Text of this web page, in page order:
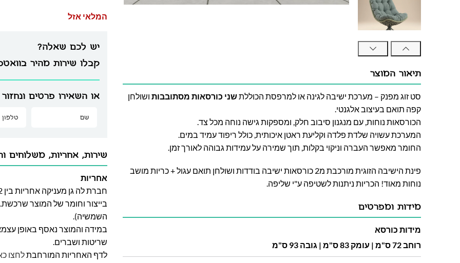
תיאור המוצר
סט זוג מפנק – מערכת ישיבה לגינה או למרפסת הכוללתשני כורסאות מסתובבות ושולחן
קפה תואם בעיצוב אלגנטי.
הכורסאות נוחות, עם מנגנון סיבוב חלק, ומספקות גישה נוחה מכל צד.
המערכת עשויה שלדת פלדה וקליעת ראטן איכותית, כולל ריפוד עמיד במים.
החומר מאפשר העברה וניקוי בקלות, תוך שמירה על עמידות גבוהה לאורך זמן.
פינת הישיבה הזוגית מורכבת מ2 כורסאות ישיבה בודדות ושולחן תואם עגול + כריות מושב
נוחות מאוד! הכריות ניתנות לשטיפה ע"י שליפה.
מידות ומפרטים
מידות כורסא
רוחב 72 ס"מ | עומק 83 ס"מ | גובה 93 ס"מ
המלאי אזל
יש לכם שאלה?
קבלו שירות מהיר
או השאירו פרטים
שירות, אחריות, משלוחים
אחריות
בייצור וחומר של המוצר שרכשת.
השמשיה).
במידה והמוצר נאסף באופן
שריטות ושברים.
לדף האחריות המורחבתלחצו